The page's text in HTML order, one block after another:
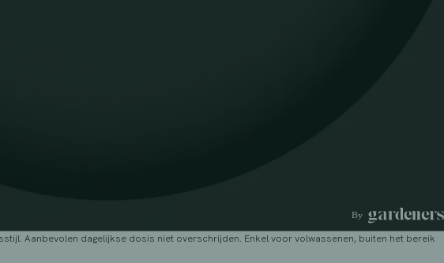
Aanbevolen dagelijkse dosis niet overschrijden. Enkel voor volwassenen, buiten het bereik